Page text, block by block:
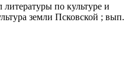
по культуре и
земли Псковской ; вып.